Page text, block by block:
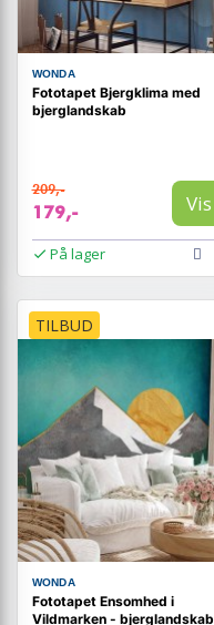
WONDA
Fototapet Bjergklima med
bjerglandskab
209,-
179,- Vis
På lager
TILBUD
WONDA
Fototapet Ensomhed i
Vildmarken - bjerglandskab